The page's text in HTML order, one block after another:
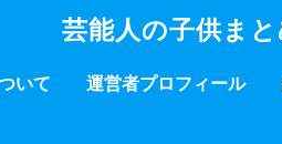
芸能人の子供ま
いて 運営者プロフィール